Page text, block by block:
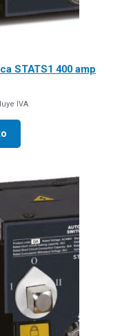
STATS1 400 amp
IVA